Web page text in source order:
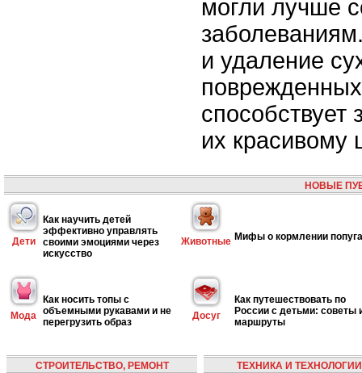
могли лучше
и удаление
способствует
их красивому
НОВЫЕ
Дети
Как научить детей
эффективно управлять
своими эмоциями через
искусство
Животные Мифы о кормлении
Мода
Как носить топы с
объемными рукавами и не
перегрузить образ
Досуг
Как путешествовать по
России с детьми: советы
маршруты
СТРОИТЕЛЬСТВО, РЕМОНТ ТЕХНИКА И ТЕХНОЛОГИИ